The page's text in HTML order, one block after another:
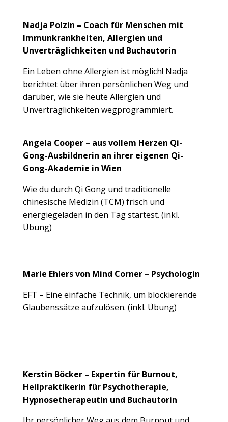
Nadja Polzin – Coach für Menschen mit
Immunkrankheiten, Allergien und
Unverträglichkeiten und Buchautorin
Ein Leben ohne Allergien ist möglich! Nadja
berichtet über ihren persönlichen Weg und
darüber, wie sie heute Allergien und
Unverträglichkeiten wegprogrammiert.
Angela Cooper – aus vollem Herzen Qi-
Gong-Ausbildnerin an ihrer eigenen Qi-
Gong-Akademie in Wien
Wie du durch Qi Gong und traditionelle
chinesische Medizin (TCM) frisch und
energiegeladen in den Tag startest. (inkl.
Übung)
Marie Ehlers von Mind Corner – Psychologin
EFT – Eine einfache Technik, um blockierende
Glaubenssätze aufzulösen. (inkl. Übung)
Kerstin Böcker – Expertin für Burnout,
Heilpraktikerin für Psychotherapie,
Hypnosetherapeutin und Buchautorin